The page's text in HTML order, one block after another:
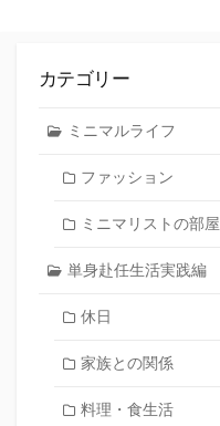
カテゴリー
ミニマルライフ
ファッション
ミニマリストの部屋
単身赴任生活実践編
休日
家族との関係
料理・食生活